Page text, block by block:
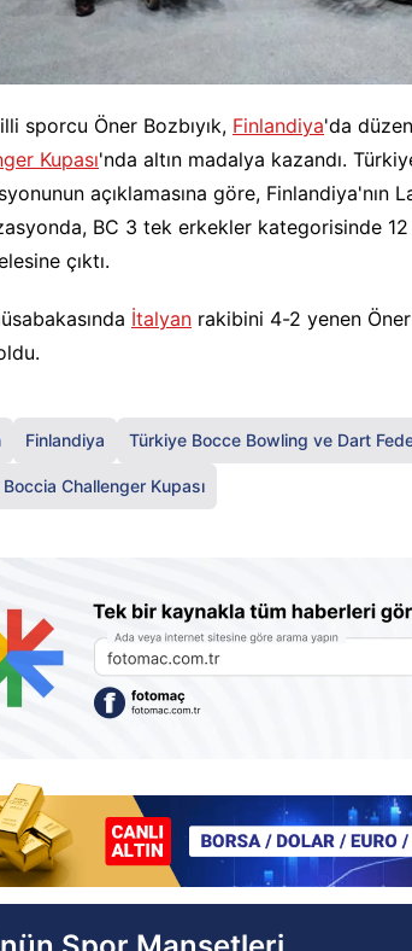
sporcu Öner Bozbıyık, Finlandiya'da
Kupası'nda altın madalya kazandı.
açıklamasına göre, Finlandiya'nın
BC 3 tek erkekler kategorisinde
çıktı.
İtalyan rakibini 4-2 yenen Öner
Finlandiya Türkiye Bocce Bowling ve Dart
Challenger Kupası